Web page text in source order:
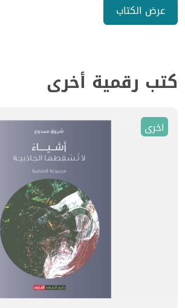
عرض الكتاب
كتب رقمية أخرى
اخرى